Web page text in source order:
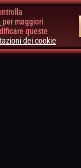
per maggiori
queste
dei cookie